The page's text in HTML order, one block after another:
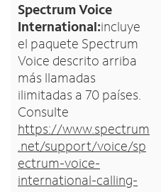
Spectrum Voice
International:incluye
el paquete Spectrum
Voice descrito arriba
más llamadas
ilimitadas a 70 países.
Consulte
https://www.spectrum
.net/support/voice/sp
ectrum-voice-
international-calling-